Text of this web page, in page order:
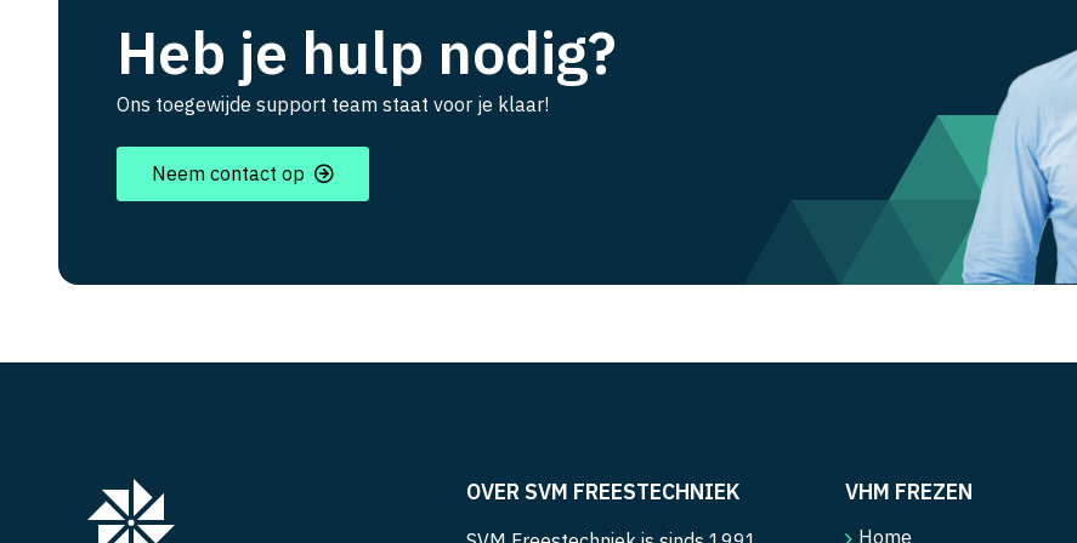
Heb je hulp nodig?
Ons toegewijde support team staat voor je klaar!
Neem contact op
OVER SVM FREESTECHNIEK VHM FREZEN
Home